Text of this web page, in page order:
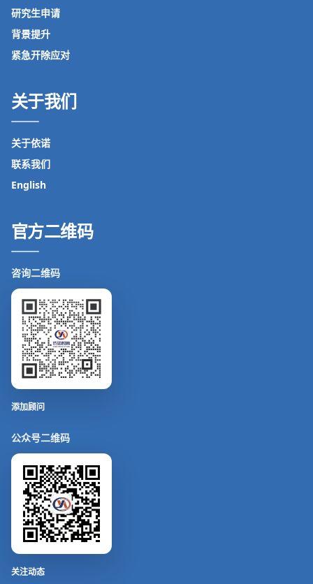
研究生申请
背景提升
紧急开除应对
关于我们
关于依诺
联系我们
English
官方二维码
咨询二维码
添加顾问
公众号二维码
关注动态